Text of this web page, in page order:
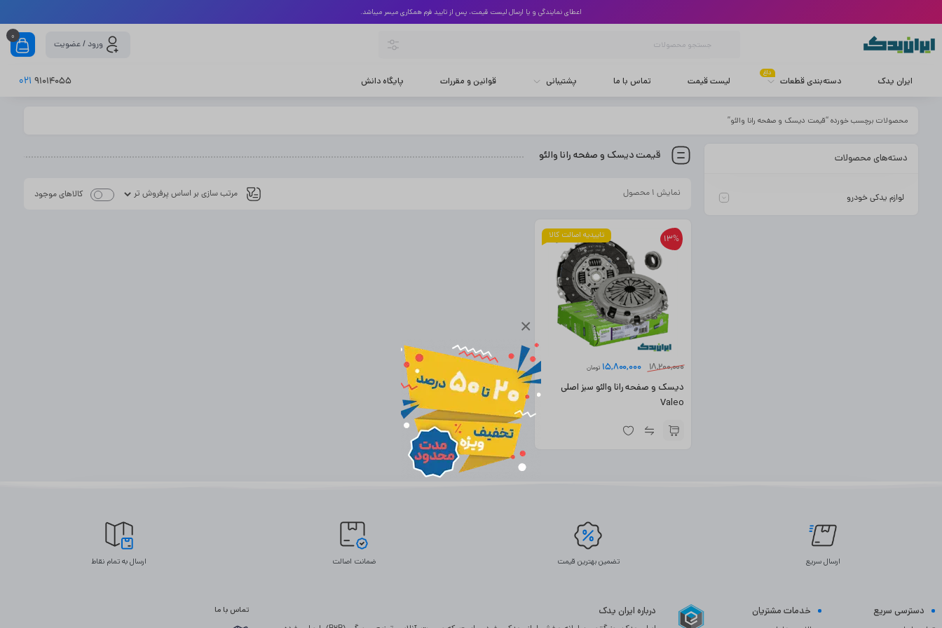
×
اعطای نمایندگی و یا ارسال لیست قیمت، پس از تایید فرم همکاری میسر میباشد.
ورود / عضویت
0
ایران یدک دسته‌بندی قطعات
داغ
لیست قیمت تماس با ما پشتیبانی قوانین و مقررات پایگاه دانش 91014055
021
محصولات برچسب خورده “قیمت دیسک و صفحه رانا والئو”
قیمت دیسک و صفحه رانا والئو
نمایش ۱ محصول کالاهای موجود
تاییدیه اصالت کالا 13%
18,200,000
15,800,000 تومان
دیسک و صفحه رانا والئو سبز اصلی
Valeo
دسته‌های محصولات
لوازم یدکی خودرو
ارسال سریع تضمین بهترین قیمت ضمانت اصالت ارسال به تمام نقاط
دسترسی سریع خدمات مشتریان درباره ایران یدک تماس با ما